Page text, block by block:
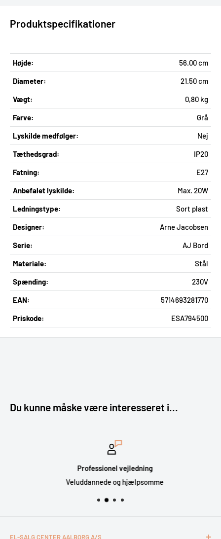
viser verdenen din vision for hvordan det ultimative
kontormiljø bør se ud!
Produktspecifikationer
Højde: 56.00 cm
Diameter: 21.50 cm
Vægt: 0,80 kg
Farve: Grå
Lyskilde medfølger: Nej
Tæthedsgrad: IP20
Fatning: E27
Anbefalet lyskilde: Max. 20W
Ledningstype: Sort plast
Designer: Arne Jacobsen
Serie: AJ Bord
Materiale: Stål
Spænding: 230V
EAN: 5714693281770
Priskode: ESA794500
Du kunne måske være interesseret i...
Professionel vejledning
Veluddannede og hjælpsomme
EL-SALG CENTER AALBORG A/S